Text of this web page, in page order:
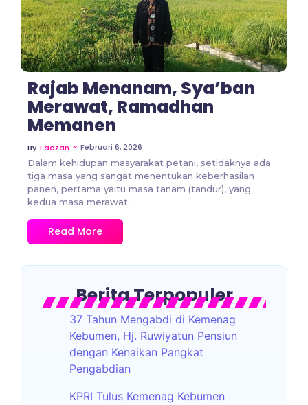
Rajab Menanam, Sya’ban
Merawat, Ramadhan
Memanen
By Faozan ~ Februari 6, 2026
Dalam kehidupan masyarakat petani, setidaknya ada
tiga masa yang sangat menentukan keberhasilan
panen, pertama yaitu masa tanam (tandur), yang
kedua masa merawat...
Read More
Berita Terpopuler
37 Tahun Mengabdi di Kemenag
Kebumen, Hj. Ruwiyatun Pensiun
dengan Kenaikan Pangkat
Pengabdian
KPRI Tulus Kemenag Kebumen